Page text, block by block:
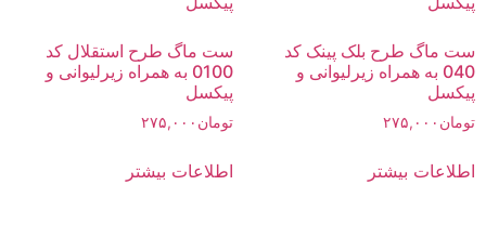
ست ماگ طرح بلک پینک کد
040 به همراه زیرلیوانی و
پیکسل
تومان ۲۷۵,۰۰۰
اطلاعات بیشتر
ست ماگ طرح استقلال کد
0100 به همراه زیرلیوانی و
پیکسل
تومان ۲۷۵,۰۰۰
اطلاعات بیشتر